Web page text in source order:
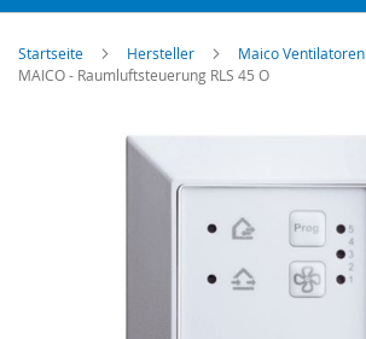
Startseite Hersteller
Maico Ventilatoren
MAICO - Raumluftsteuerung RLS 45 O